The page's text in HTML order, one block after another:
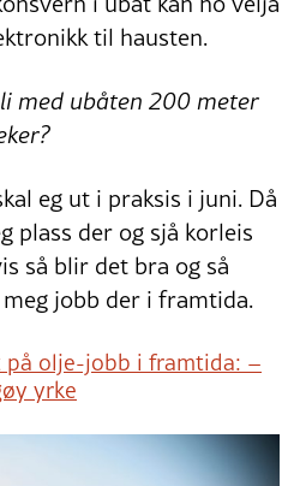
til hausten.
med ubåten 200 meter
eg ut i praksis i juni. Då
plass der og sjå korleis
så blir det bra og så
jobb der i framtida.
på olje-jobb i framtida: –
yrke